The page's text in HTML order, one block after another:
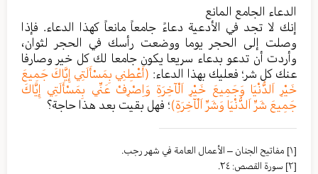
الدعاء الجامع المانع
إنك لا تجد في الأدعية دعاءً جامعاً مانعاً كهذا الدعاء. فإذا
وصلت إلى الحجر يوما ووضعت رأسك في الحجر لثوان،
وأردت أن تدعو بدعاء سريعا يكون جامعا لك كل خير وصارفا
عنك كل شر؛ فعليك بهذا الدعاء: (أَعْطِنِي بِمَسْأَلَتِي إِيَّاكَ جَمِيعَ
خَيْرِ اَلدُّنْيَا وَجَمِيعَ خَيْرِ اَلْآخِرَةِ وَاِصْرِفْ عَنِّي بِمَسْأَلَتِي إِيَّاكَ
جَمِيعَ شَرِّ اَلدُّنْيَا وَشَرِّ اَلْآخِرَةِ)؛ فهل بقيت بعد هذا حاجة؟
[١]
مفاتيح الجنان – الأعمال العامة في شهر رجب.
[٢]
سورة القصص: ٢٤.